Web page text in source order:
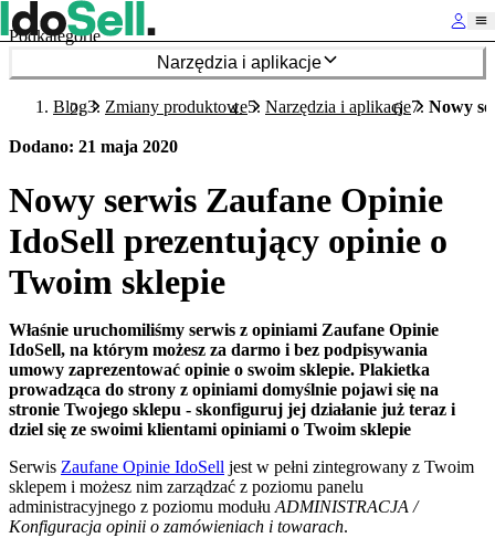
Podkategorie
Narzędzia i aplikacje
Blog Zmiany produktowe Narzędzia i aplikacje Nowy
Dodano: 21 maja 2020
Nowy serwis Zaufane Opinie
IdoSell prezentujący opinie o
Twoim sklepie
Właśnie uruchomiliśmy serwis z opiniami Zaufane Opinie
IdoSell, na którym możesz za darmo i bez podpisywania
umowy zaprezentować opinie o swoim sklepie. Plakietka
prowadząca do strony z opiniami domyślnie pojawi się na
stronie Twojego sklepu - skonfiguruj jej działanie już teraz i
dziel się ze swoimi klientami opiniami o Twoim sklepie
Serwis Zaufane Opinie IdoSell jest w pełni zintegrowany z Twoim
sklepem i możesz nim zarządzać z poziomu panelu
administracyjnego z poziomu modułuADMINISTRACJA /
Konfiguracja opinii o zamówieniach i towarach.